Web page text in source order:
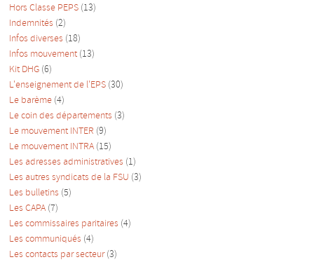
Hors Classe PEPS (13)
Indemnités (2)
Infos diverses (18)
Infos mouvement (13)
Kit DHG (6)
L'enseignement de l'EPS (30)
Le barème (4)
Le coin des départements (3)
Le mouvement INTER (9)
Le mouvement INTRA (15)
Les adresses administratives (1)
Les autres syndicats de la FSU (3)
Les bulletins (5)
Les CAPA (7)
Les commissaires paritaires (4)
Les communiqués (4)
Les contacts par secteur(3)